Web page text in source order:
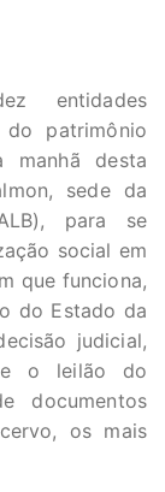
entidades
do patrimônio
manhã desta
sede da
para se
social em
que funciona,
do Estado da
judicial,
o leilão do
documentos
os mais